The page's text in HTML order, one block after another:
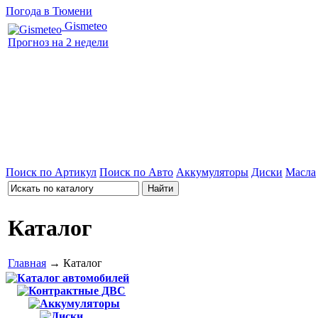
Погода в Тюмени
Gismeteo
Прогноз на 2 недели
Поиск по Артикул Поиск по Авто Аккумуляторы Диски Масла
Каталог
Главная → Каталог
Каталог автомобилей
Контрактные ДВС
Аккумуляторы